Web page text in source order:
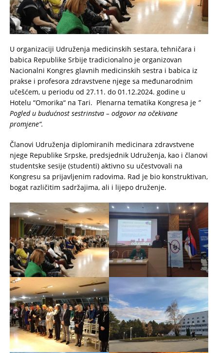
U organizaciji Udruženja medicinskih sestara, tehničara i
babica Republike Srbije tradicionalno je organizovan
Nacionalni Kongres glavnih medicinskih sestra i babica iz
prakse i profesora zdravstvene njege sa međunarodnim
učešćem, u periodu od 27.11. do 01.12.2024. godine u
Hotelu “Omorika“ na Tari. Plenarna tematika Kongresa je ”
Pogled u budućnost sestrinstva – odgovor na očekivane
promjene“.
Članovi Udruženja diplomiranih medicinara zdravstvene
njege Republike Srpske, predsjednik Udruženja, kao i članovi
studentske sesije (studenti) aktivno su učestvovali na
Kongresu sa prijavljenim radovima. Rad je bio konstruktivan,
bogat različitim sadržajima, ali i lijepo druženje.